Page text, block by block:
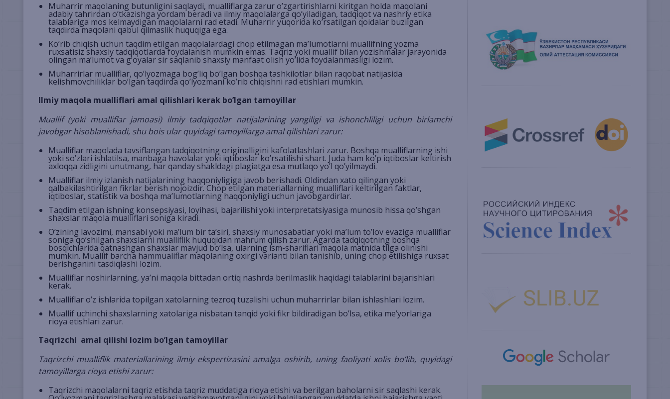
Muharrir maqolaning butunligini saqlaydi, mualliflarga zarur o’zgartirishlarni kiritgan holda maqolani
adabiy tahrirdan o’tkazishga yordam beradi va ilmiy maqolalarga qo’yiladigan, tadqiqot va nashriy etika
talablariga mos kelmaydigan maqolalarni rad etadi. Muharrir yuqorida ko’rsatilgan qoidalar buzilgan
taqdirda maqolani qabul qilmaslik huquqiga ega.
Ko’rib chiqish uchun taqdim etilgan maqolalardagi chop etilmagan ma’lumotlarni muallifning yozma
ruxsatisiz shaxsiy tadqiqotlarda foydalanish mumkin emas. Taqriz yoki muallif bilan yozishmalar jarayonida
olingan ma’lumot va g’oyalar sir saqlanib shaxsiy manfaat olish yo’lida foydalanmasligi lozim.
Muharrirlar mualliflar, qo’lyozmaga bog’liq bo’lgan boshqa tashkilotlar bilan raqobat natijasida
kelishmovchiliklar bo’lgan taqdirda qo’lyozmani ko’rib chiqishni rad etishlari mumkin.
Ilmiy maqola mualliflari amal qilishlari kerak bo’lgan tamoyillar
Muallif (yoki mualliflar jamoasi) ilmiy tadqiqotlar natijalarining yangiligi va ishonchliligi uchun birlamchi
javobgar hisoblanishadi, shu bois ular quyidagi tamoyillarga amal qilishlari zarur:
Mualliflar maqolada tavsiflangan tadqiqotning originalligini kafolatlashlari zarur. Boshqa mualliflarning ishi
yoki so’zlari ishlatilsa, manbaga havolalar yoki iqtiboslar ko’rsatilishi shart. Juda ham ko’p iqtiboslar keltirish
axloqqa zidligini unutmang, har qanday shakldagi plagiatga esa mutlaqo yo’l qo’yilmaydi.
Mualliflar ilmiy izlanish natijalarining haqqoniyligiga javob berishadi. Oldindan xato qilingan yoki
qalbakilashtirilgan fikrlar berish nojoizdir. Chop etilgan materiallarning mualliflari keltirilgan faktlar,
iqtiboslar, statistik va boshqa ma’lumotlarning haqqoniyligi uchun javobgardirlar.
Taqdim etilgan ishning konsepsiyasi, loyihasi, bajarilishi yoki interpretatsiyasiga munosib hissa qo’shgan
shaxslar maqola mualliflari soniga kiradi.
O’zining lavozimi, mansabi yoki ma’lum bir ta’siri, shaxsiy munosabatlar yoki ma’lum to’lov evaziga mualliflar
soniga qo’shilgan shaxslarni mualliflik huquqidan mahrum qilish zarur. Agarda tadqiqotning boshqa
bosqichlarida qatnashgan shaxslar mavjud bo’lsa, ularning ism-shariflari maqola matnida tilga olinishi
mumkin. Muallif barcha hammualiflar maqolaning oxirgi varianti bilan tanishib, uning chop etilishiga ruxsat
berishganini tasdiqlashi lozim.
Mualliflar noshirlarning, ya’ni maqola bittadan ortiq nashrda berilmaslik haqidagi talablarini bajarishlari
kerak.
Mualliflar o’z ishlarida topilgan xatolarning tezroq tuzalishi uchun muharrirlar bilan ishlashlari lozim.
Muallif uchinchi shaxslarning xatolariga nisbatan tanqid yoki fikr bildiradigan bo’lsa, etika me’yorlariga
rioya etishlari zarur.
Taqrizchi amal qilishi lozim bo’lgan tamoyillar
Taqrizchi mualliflik materiallarining ilmiy ekspertizasini amalga oshirib, uning faoliyati xolis bo’lib, quyidagi
tamoyillarga rioya etishi zarur:
Taqrizchi maqolalarni taqriz etishda taqriz muddatiga rioya etishi va berilgan baholarni sir saqlashi kerak.